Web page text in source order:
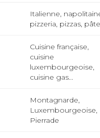
Italienne,
pizzeria, pizzas,
Cuisine française,
cuisine
luxembourgeoise,
cuisine gas...
Montagnarde,
Luxembourgeoise,
Pierrade